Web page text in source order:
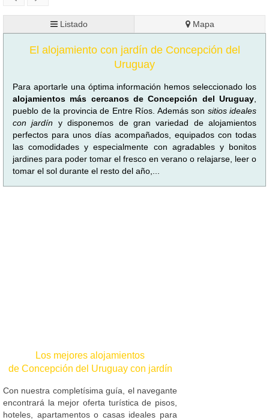
Listado Mapa
El alojamiento con jardín de Concepción del
Uruguay
Para aportarle una óptima información hemos seleccionado los
alojamientos más cercanos de Concepción del Uruguay
pueblo de la provincia de Entre Ríos. Además son sitios ideales
con jardín y disponemos de gran variedad de alojamientos
perfectos para unos días acompañados, equipados con todas
las comodidades y especialmente con agradables y bonitos
jardines para poder tomar el fresco en verano o relajarse, leer o
tomar el sol durante el resto del año,...
Los mejores alojamientos
de Concepción del Uruguay con jardín
Con nuestra completísima guía, el navegante
encontrará la mejor oferta turística de pisos,
hoteles, apartamentos o casas ideales para